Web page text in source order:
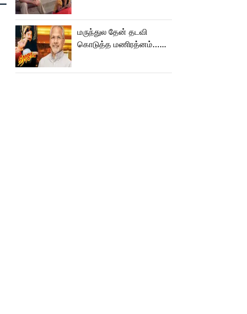
மகள் பேட்டி..
மருந்துல தேன் தடவி
கொடுத்த மணிரத்னம்...